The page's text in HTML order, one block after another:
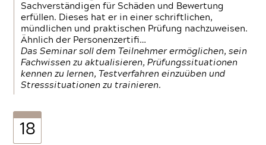
Sachverständigen für Schäden und Bewertung
erfüllen. Dieses hat er in einer schriftlichen,
mündlichen und praktischen Prüfung nachzuweisen.
Ähnlich der Personenzertifi…
Das Seminar soll dem Teilnehmer ermöglichen, sein
Fachwissen zu aktualisieren, Prüfungssituationen
kennen zu lernen, Testverfahren einzuüben und
Stresssituationen zu trainieren.
18